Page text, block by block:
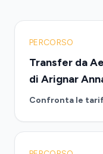
PERCORSO
Transfer da
di Arignar
Confronta le